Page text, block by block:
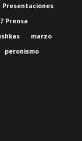
Presentaciones
Prensa
marzo
peronismo